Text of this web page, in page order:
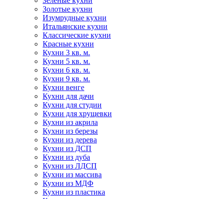
Золотые кухни
Изумрудные кухни
Итальянские кухни
Классические кухни
Красные кухни
Кухни 3 кв. м.
Кухни 5 кв. м.
Кухни 6 кв. м.
Кухни 9 кв. м.
Кухни венге
Кухни для дачи
Кухни для студии
Кухни для хрущевки
Кухни из акрила
Кухни из березы
Кухни из дерева
Кухни из ДСП
Кухни из дуба
Кухни из ЛДСП
Кухни из массива
Кухни из МДФ
Кухни из пластика